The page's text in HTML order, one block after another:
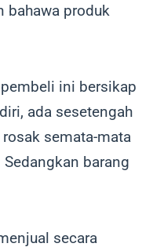
bahawa produk
ini bersikap
ada sesetengah
semata-mata
barang
secara